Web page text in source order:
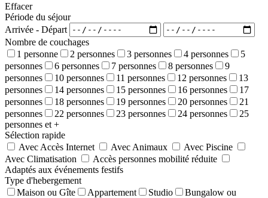
Effacer
Période du séjour
Arrivée - Départ
Nombre de couchages
1 personne
2 personnes 3 personnes 4 personnes
5
personnes
6 personnes 7 personnes 8 personnes
9
personnes
10 personnes 11 personnes 12 personnes
13
personnes
14 personnes 15 personnes 16 personnes
17
personnes
18 personnes 19 personnes 20 personnes
21
personnes
22 personnes 23 personnes 24 personnes
25
personnes et +
Sélection rapide
Avec Accès Internet
Avec Animaux
Avec Piscine
Avec Climatisation
Accès personnes mobilité réduite
Adaptés aux événements festifs
Type d'hebergement
Maison ou Gîte
Appartement Studio
Bungalow ou